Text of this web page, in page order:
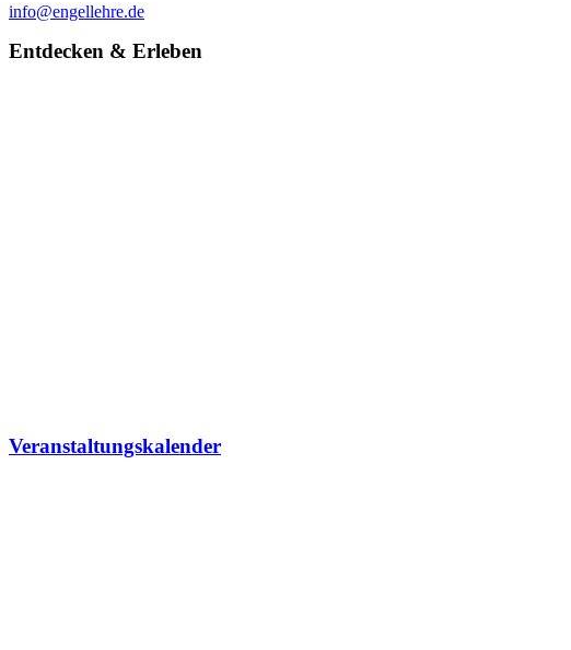
info@engellehre.de
Entdecken & Erleben
Veranstaltungskalender